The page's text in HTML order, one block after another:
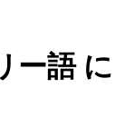
ー語 に